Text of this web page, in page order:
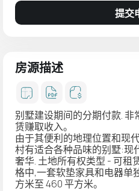
提交
房源描述
别墅建设期间的分期付款.
赁赚取收入。
由于其便利的地理位置和现
村有适合各种品味的别墅:现
奢华. 土地所有权类型 - 可租
格中,一套软垫家具和电器单
方米至 460 平方米。